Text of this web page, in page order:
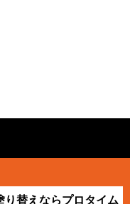
り替えならプロタイム